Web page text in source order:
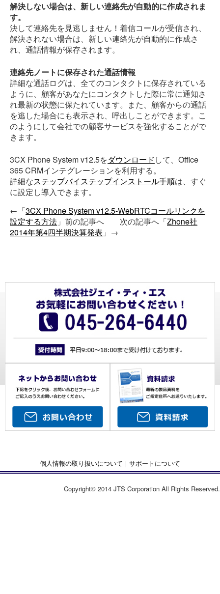
解決しない場合は、新しい連絡先が自動的に作成されま
す。
決して連絡先を見逃しません！着信コールが受信され、
解決されない場合は、新しい連絡先が自動的に作成さ
れ、通話情報が保存されます。
連絡先ノートに保存された通話情報
詳細な通話ログは、全てのコンタクトに保存されている
ように、顧客があなたにコンタクトした際に常に通知さ
れ最新の状態に保たれています。また、顧客からの通話
を逃した場合にも表示され、呼出しことができます。こ
のようにして会社での顧客サービスを強化することがで
きます。
3CX Phone System v12.5をダウンロード して、Office
365 CRMインテグレーションを利用する。
詳細なステップバイステップインストール手順は、すぐ
に設定し導入できます。
←「3CX Phone System v12.5-WebRTCコールリンクを
設定する方法 」前の記事へ 次の記事へ「Zhone社
2014年第4四半期決算発表 」→
個人情報の取り扱いについて ｜ サポートについて
Copyright© 2014 JTS Corporation All Rights Reserved.